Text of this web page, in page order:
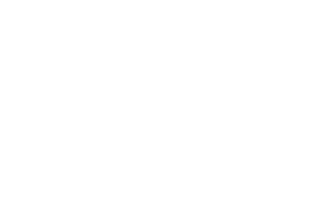
ist ein alleinstehendes Haus (ca. 61 m²) und modern
mit einem separaten Eingang)
über W-LAN.
finden sie neben mehreren Liegewiesen mit
ein Spielplatz mit großem Sandkasten, Rutsche
großen Garten findet wirklich jeder einen Platz zum
im Freien besteht außerdem für jede Wohnung
Sonnenliegen und Gartengrill. Ein PKW-
Die Ostsee ist über eine neu angelegte Allee in nur 800m
) befindet sich in ca. 1,5 Km Entfernung.